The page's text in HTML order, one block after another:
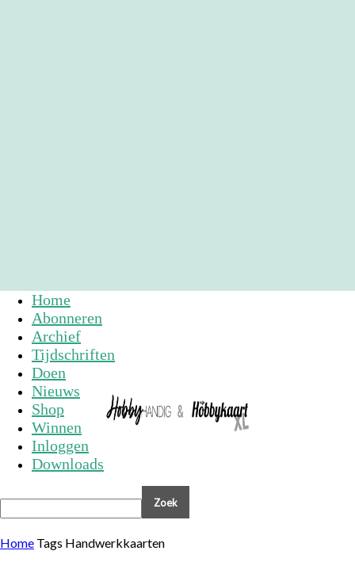
Home
Abonneren
Archief
Tijdschriften
Doen
Nieuws
Shop
Winnen
Inloggen
Downloads
Home Tags Handwerkkaarten